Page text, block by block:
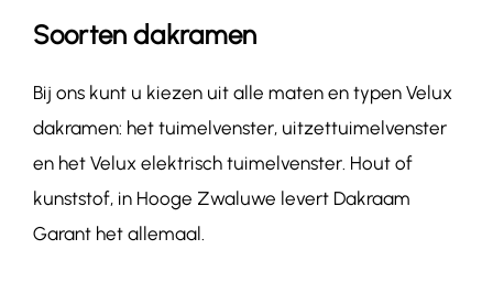
Soorten dakramen
Bij ons kunt u kiezen uit alle maten en typen Velux
dakramen: het tuimelvenster, uitzettuimelvenster
en het Velux elektrisch tuimelvenster. Hout of
kunststof, in Hooge Zwaluwe levert Dakraam
Garant het allemaal.